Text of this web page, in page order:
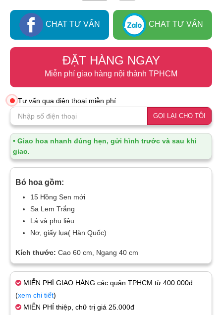
CHAT TƯ VẤN CHAT TƯ VẤN
ĐẶT HÀNG NGAY
Miễn phí giao hàng nội thành TPHCM
Tư vấn qua điện thoại miễn phí
GỌI LẠI CHO TÔI
• Giao hoa nhanh đúng hẹn, gửi hình trước và sau khi
giao.
Bó hoa gồm:
15 Hồng Sen mới
Sa Lem Trắng
Lá và phụ liệu
Nơ, giấy lụa( Hàn Quốc)
Kích thước: Cao 60 cm, Ngang 40 cm
MIỄN PHÍ GIAO HÀNG các quận TPHCM từ 400.000đ
(xem chi tiết)
MIỄN PHÍ thiệp, chữ trị giá 25.000đ